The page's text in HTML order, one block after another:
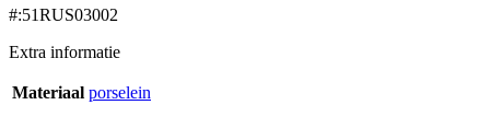
#:51RUS03002
Extra informatie
Materiaal porselein